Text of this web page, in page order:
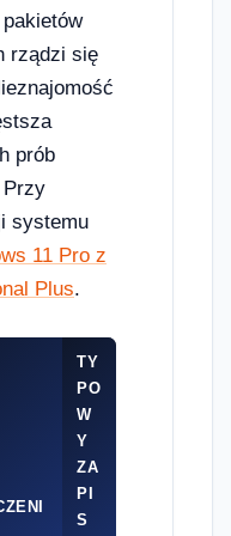
rządzi się
prób
Przy
systemu
11 Pro z
Plus.
TY
PO
W
Y
ZA
PI
S